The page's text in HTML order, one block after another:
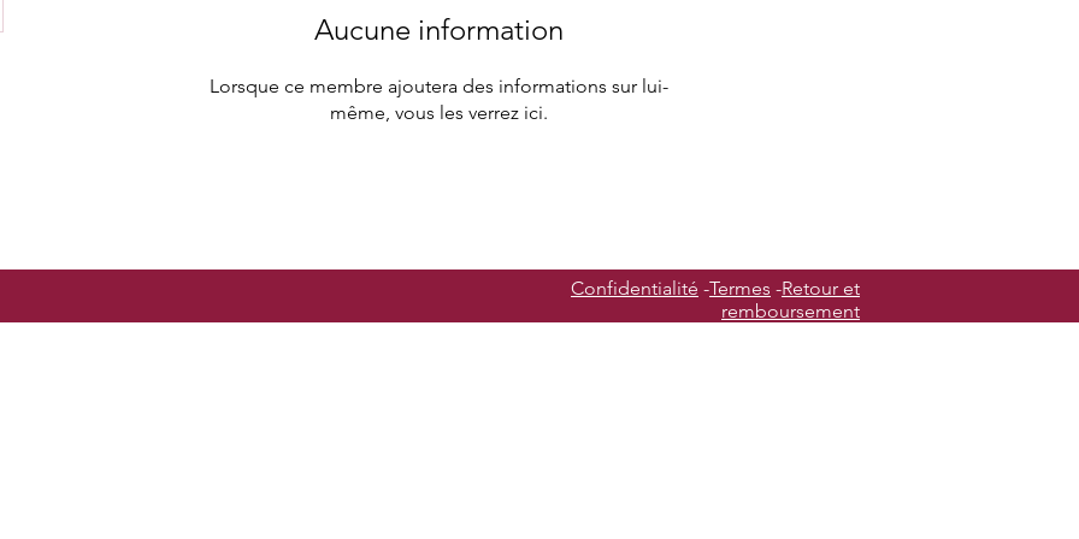
Aucune information
Lorsque ce membre ajoutera des informations sur lui-
même, vous les verrez ici.
Confidentialité -Termes -Retour et
remboursement